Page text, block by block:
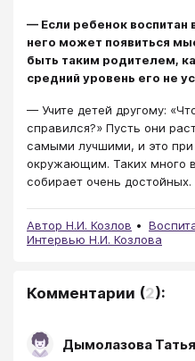
— Если ребенок воспитан
него может появиться
быть таким родителем,
средний уровень его не
— Учите детей другому:
справился?» Пусть они
самыми лучшими, и это
окружающим. Таких много
собирает очень достойных.
Автор Н.И. Козлов
Интервью Н.И. Козлова
Комментарии (2):
Дымолазова